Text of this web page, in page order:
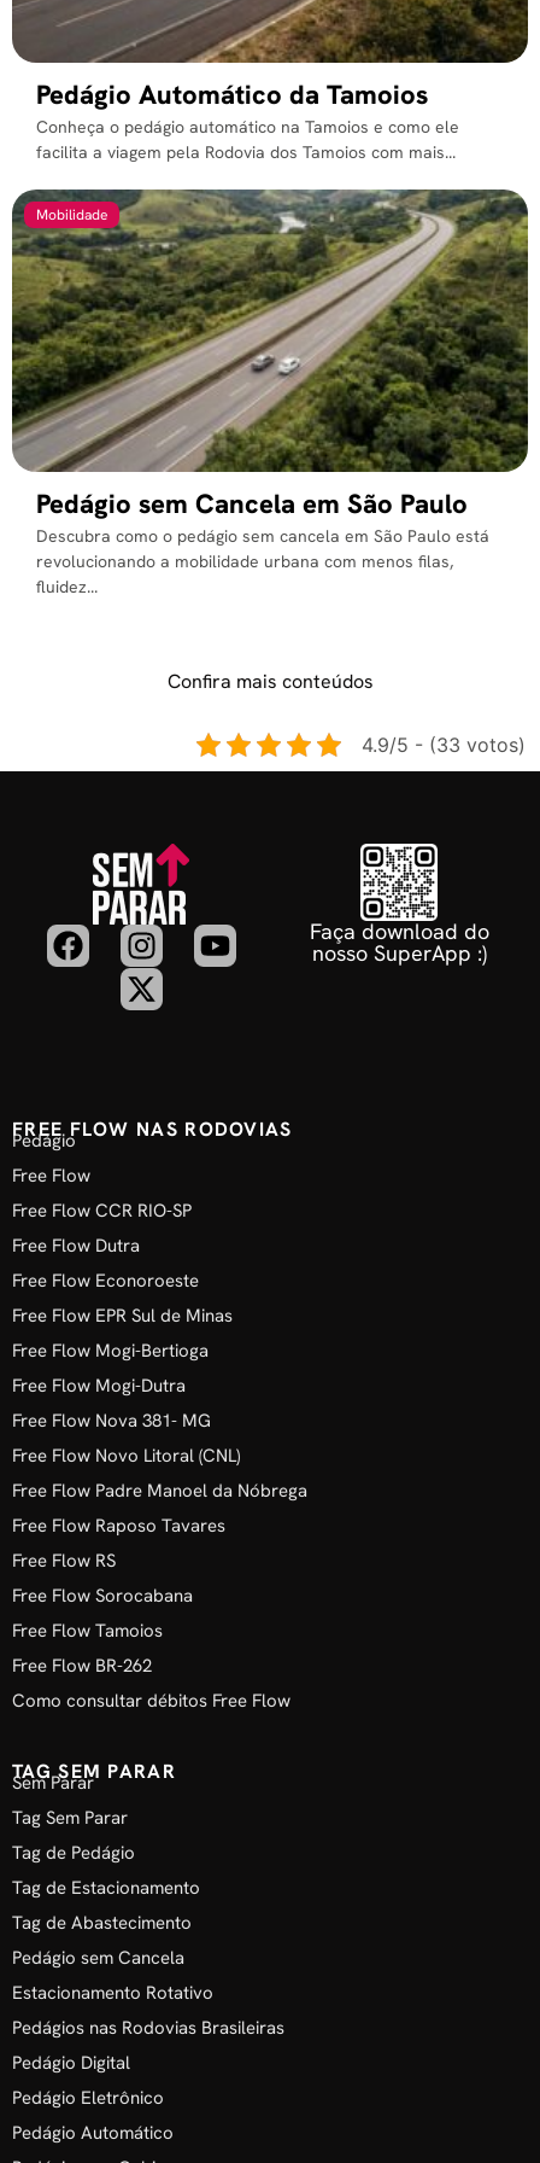
Pedágio Automático da Tamoios
Conheça o pedágio automático na Tamoios e como ele
facilita a viagem pela Rodovia dos Tamoios com mais...
Mobilidade
Pedágio sem Cancela em São Paulo
Descubra como o pedágio sem cancela em São Paulo está
revolucionando a mobilidade urbana com menos filas,
fluidez...
Confira mais conteúdos
4.9/5 - (33 votos)
Faça download do
nosso SuperApp :)
FREE FLOW NAS RODOVIAS
Pedágio
Free Flow
Free Flow CCR RIO-SP
Free Flow Dutra
Free Flow Econoroeste
Free Flow EPR Sul de Minas
Free Flow Mogi-Bertioga
Free Flow Mogi-Dutra
Free Flow Nova 381- MG
Free Flow Novo Litoral (CNL)
Free Flow Padre Manoel da Nóbrega
Free Flow Raposo Tavares
Free Flow RS
Free Flow Sorocabana
Free Flow Tamoios
Free Flow BR-262
Como consultar débitos Free Flow
TAG SEM PARAR
Sem Parar
Tag Sem Parar
Tag de Pedágio
Tag de Estacionamento
Tag de Abastecimento
Pedágio sem Cancela
Estacionamento Rotativo
Pedágios nas Rodovias Brasileiras
Pedágio Digital
Pedágio Eletrônico
Pedágio Automático